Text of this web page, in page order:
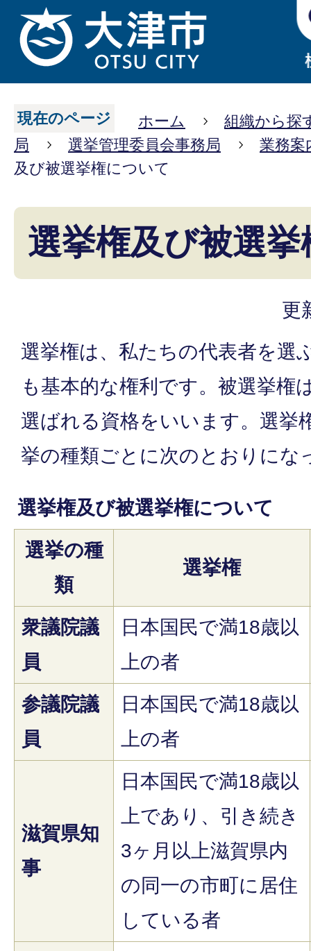
現在のページ ホーム
組織から探
局
選挙管理委員会事務局
業務案
及び被選挙権について
選挙権及び被選
更
選挙権は、私たちの代表者を選
も基本的な権利です。被選挙権
選ばれる資格をいいます。選挙
挙の種類ごとに次のとおりにな
選挙権及び被選挙権について
選挙の種
類
選挙権
衆議院議
員
日本国民で満18歳以
上の者
参議院議
員
日本国民で満18歳以
上の者
滋賀県知
事
日本国民で満18歳以
上であり、引き続き
3ヶ月以上滋賀県内
の同一の市町に居住
している者